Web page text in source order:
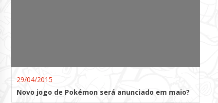
29/04/2015
Novo jogo de Pokémon será anunciado em maio?